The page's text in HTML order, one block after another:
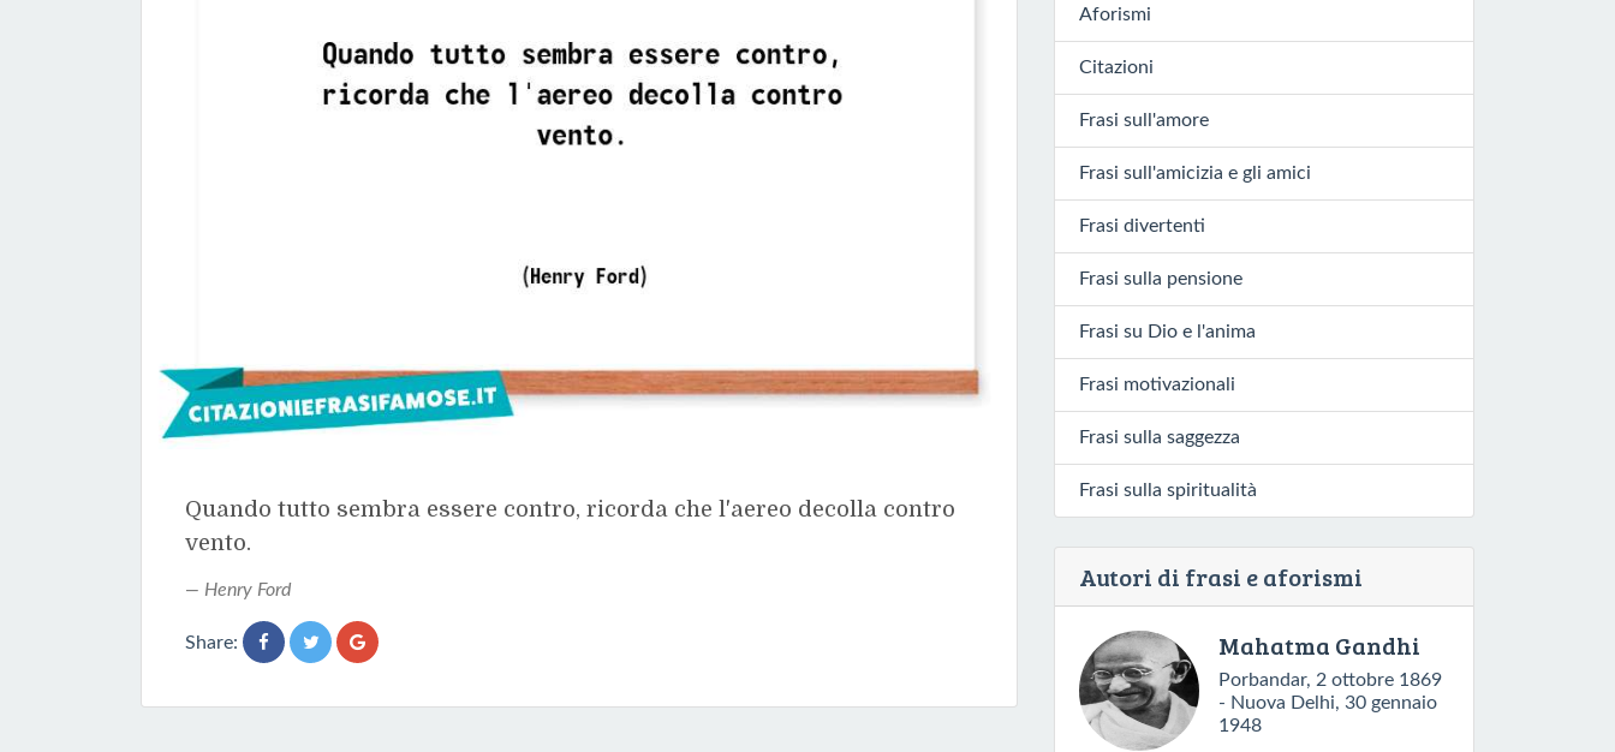
Quando tutto sembra essere contro, ricorda che l'aereo decolla contro
vento.
Henry Ford
Share:
Aforismi
Citazioni
Frasi sull'amore
Frasi sull'amicizia e gli amici
Frasi divertenti
Frasi sulla pensione
Frasi su Dio e l'anima
Frasi motivazionali
Frasi sulla saggezza
Frasi sulla spiritualità
Autori di frasi e aforismi
Mahatma Gandhi
Porbandar, 2 ottobre 1869
- Nuova Delhi, 30 gennaio
1948